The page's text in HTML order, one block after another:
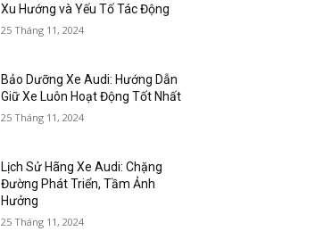
Xu Hướng và Yếu Tố Tác Động
25 Tháng 11, 2024
Bảo Dưỡng Xe Audi: Hướng Dẫn
Giữ Xe Luôn Hoạt Động Tốt Nhất
25 Tháng 11, 2024
Lịch Sử Hãng Xe Audi: Chặng
Đường Phát Triển, Tầm Ảnh
Hưởng
25 Tháng 11, 2024